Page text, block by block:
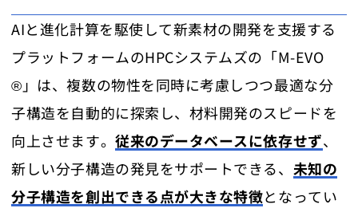
AIと進化計算を駆使して新素材の開発を支援する
プラットフォームのHPCシステムズの「M-EVO
®」は、複数の物性を同時に考慮しつつ最適な分
子構造を自動的に探索し、材料開発のスピードを
向上させます。従来のデータベースに依存せず、
新しい分子構造の発見をサポートできる、 未知の
分子構造を創出できる点が大きな特徴となってい